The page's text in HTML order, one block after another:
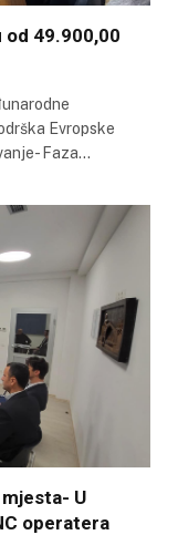
49.900,00
Evropske
Faza…
U
operatera